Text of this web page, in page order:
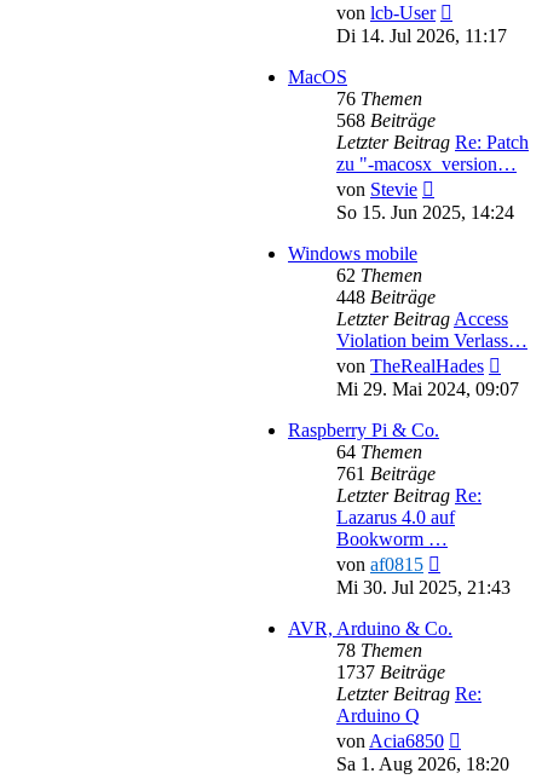
von lcb-User
Beitrag
Di 14. Jul 2026, 11:17
MacOS
76 Themen
568 Beiträge
Letzter Beitrag Re: Patch
zu "-macosx_version…
von Stevie
Beitrag
So 15. Jun 2025, 14:24
Windows mobile
62 Themen
448 Beiträge
Letzter BeitragAccess
Violation beim Verlass…
von TheRealHades
Mi 29. Mai 2024, 09:07
Raspberry Pi & Co.
64 Themen
761 Beiträge
Letzter Beitrag Re:
Lazarus 4.0 auf
Bookworm …
von af0815
Beitrag
Mi 30. Jul 2025, 21:43
AVR, Arduino & Co.
78 Themen
1737 Beiträge
Letzter Beitrag Re:
Arduino Q
vonAcia6850
Beitrag
Sa 1. Aug 2026, 18:20